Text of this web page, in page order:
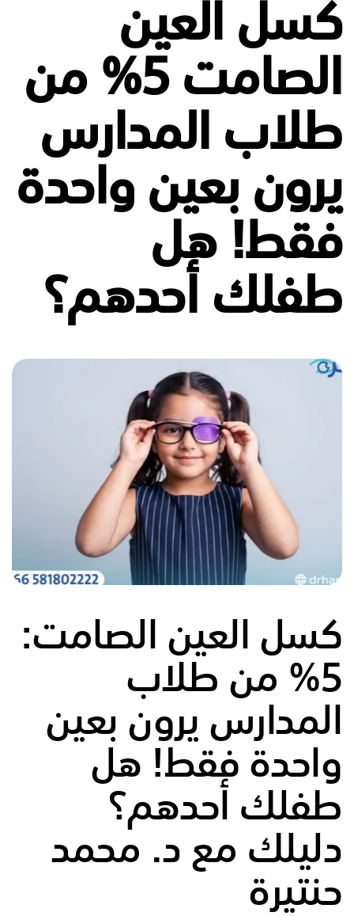
كسل العين
الصامت 5% من
طلاب المدارس
يرون بعين واحدة
فقط! هل
طفلك أحدهم؟
كسل العين الصامت:
5% من طلاب
المدارس يرون بعين
واحدة فقط! هل
طفلك أحدهم؟
دليلك مع د. محمد
حنتيرة